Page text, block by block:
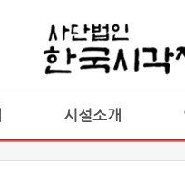
시설소개